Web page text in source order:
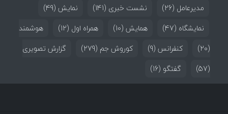
مدیرعامل (26) نشست خبری (141) نمایش (49)
نمایشگاه (47) همایش (10) همراه اول (12)
هوشمند
(20)
کنفرانس (9) کوروش جم (279)
گزارش تصویری
(57)
گفتگو (16)